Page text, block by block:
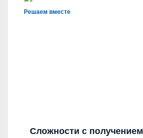
Решаем вместе
Сложности с получением